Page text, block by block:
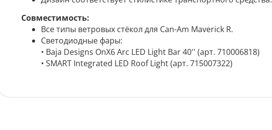
Совместимость:
Все типы ветровых стёкол для Can-Am Maverick R.
Светодиодные фары:
• Baja Designs OnX6 Arc LED Light Bar 40'' (арт. 710006818)
• SMART Integrated LED Roof Light (арт. 715007322)